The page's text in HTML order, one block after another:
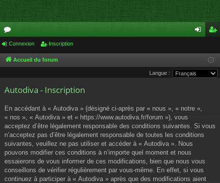
or
u
s
cri
pti
Connexion Inscription
Accueil du forum
Langue :
Autodiva - Inscription
En accédant à « Autodiva » (désigné ci-après par « nous », « notre »,
« nos », « Autodiva » et « https://www.autodiva.fr/forum »), vous
acceptez d’être légalement responsable des conditions suivantes. Si vous
n’acceptez pas d’être légalement responsable de toutes les conditions
suivantes, veuillez ne pas utiliser et accéder à « Autodiva ». Nous
pouvons modifier ces conditions à n’importe quel moment et nous
essaierons de vous informer de ces modifications, bien que nous vous
conseillons de vérifier régulièrement par vous-même. En effet, si vous
continuez à participer à « Autodiva » après que des modifications aient